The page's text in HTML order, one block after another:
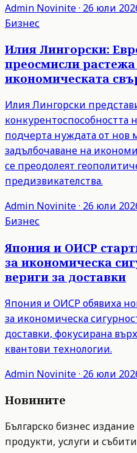
Admin Novinite· 26 юли
Бизнес
Илия Лингорски:
преосмисли
икономическата
Илия Лингорски
конкурентоспособността
подчерта нуждата от нов
задълбочаване на
се преодолеят
предизвикателства.
Admin Novinite· 26 юли
Бизнес
Япония и ОИСР
за икономическа
вериги за доставки
Япония и ОИСР обявиха
за икономическа
доставки, фокусирана
квантови технологии.
Admin Novinite· 26 юли
Новините
Българско бизнес
продукти, услуги и